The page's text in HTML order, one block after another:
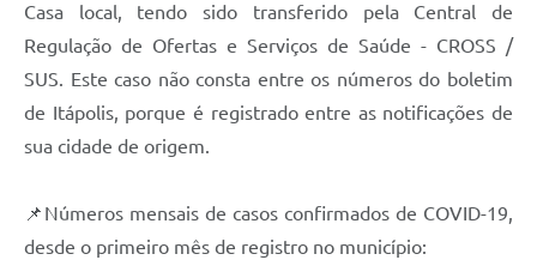
Jornal
Agenda
Diário Oficial
Casa local, tendo sido transferido pela Central de
Regulação de Ofertas e Serviços de Saúde - CROSS /
SUS. Este caso não consta entre os números do boletim
de Itápolis, porque é registrado entre as notificações de
sua cidade de origem.
📌Números mensais de casos confirmados de COVID-19,
desde o primeiro mês de registro no município: